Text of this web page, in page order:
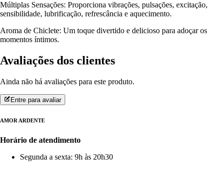
Múltiplas Sensações: Proporciona vibrações, pulsações, excitação,
sensibilidade, lubrificação, refrescância e aquecimento.
Aroma de Chiclete: Um toque divertido e delicioso para adoçar os
momentos íntimos.
Avaliações dos clientes
Ainda não há avaliações para este produto.
Entre para avaliar
AMOR ARDENTE
Horário de atendimento
Segunda a sexta: 9h às 20h30